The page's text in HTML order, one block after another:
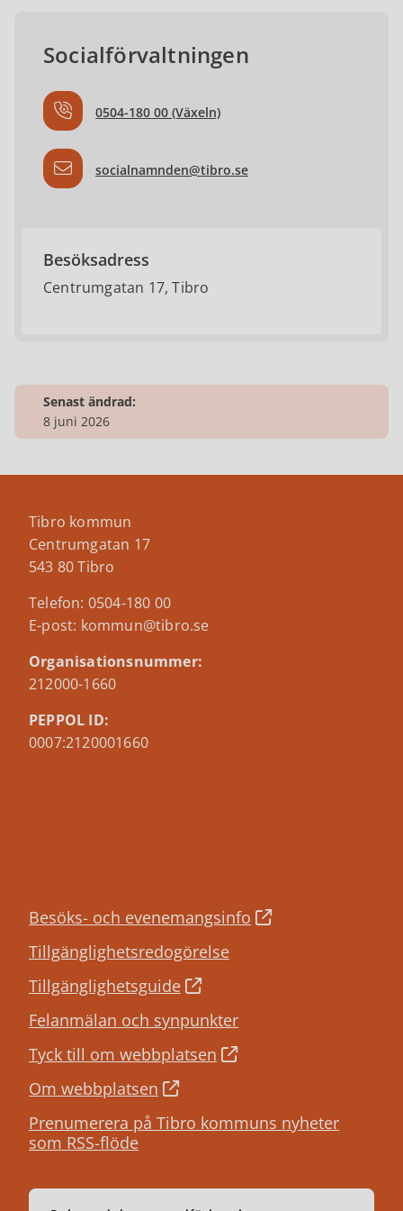
Socialförvaltningen
0504-180 00 (Växeln)
socialnamnden@tibro.se
Besöksadress
Centrumgatan 17, Tibro
Senast ändrad:
8 juni 2026
Tibro kommun
Centrumgatan 17
543 80 Tibro
Telefon: 0504-180 00
E-post: kommun@tibro.se
Organisationsnummer:
212000-1660
PEPPOL ID:
0007:2120001660
Besöks- och evenemangsinfo
Tillgänglighetsredogörelse
Tillgänglighetsguide
Felanmälan och synpunkter
Tyck till om webbplatsen
Om webbplatsen
Prenumerera på Tibro kommuns nyheter
som RSS-flöde